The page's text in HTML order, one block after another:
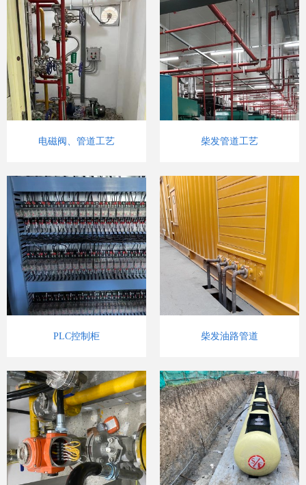
电磁阀、管道工艺 柴发管道工艺
PLC控制柜 柴发油路管道